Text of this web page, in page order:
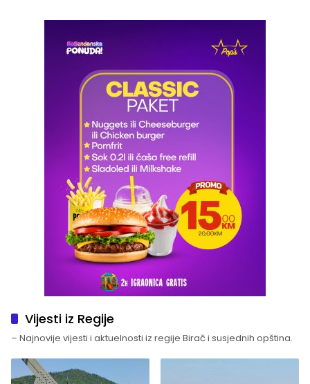
Vijesti iz Regije
– Najnovije vijesti i aktuelnosti iz regije Birač i susjednih opština.